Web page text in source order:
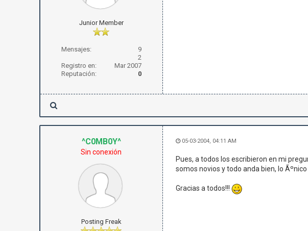
Junior Member
Mensajes:
9
2
Registro en:
Mar 2007
Reputación:
0
^C0MB0Y^
Sin conexión
Posting Freak
05-03-2004, 04:11 AM
Pues, a todos los escribieron en mi
somos novios y todo anda bien, lo
Gracias a todos!!!